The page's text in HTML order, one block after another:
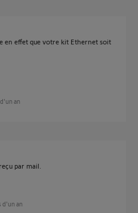
en effet que votre kit Ethernet soit
an
par mail.
d'un an